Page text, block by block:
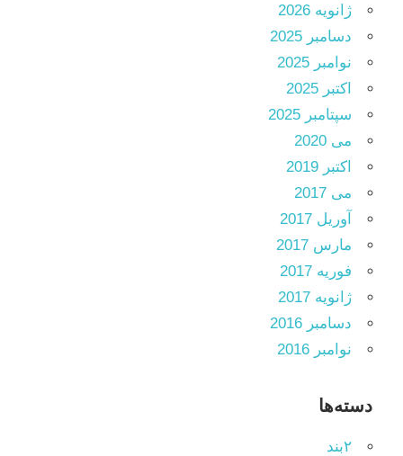
ژانویه 2026
دسامبر 2025
نوامبر 2025
اکتبر 2025
سپتامبر 2025
می 2020
اکتبر 2019
می 2017
آوریل 2017
مارس 2017
فوریه 2017
ژانویه 2017
دسامبر 2016
نوامبر 2016
دسته‌ها
۲بند